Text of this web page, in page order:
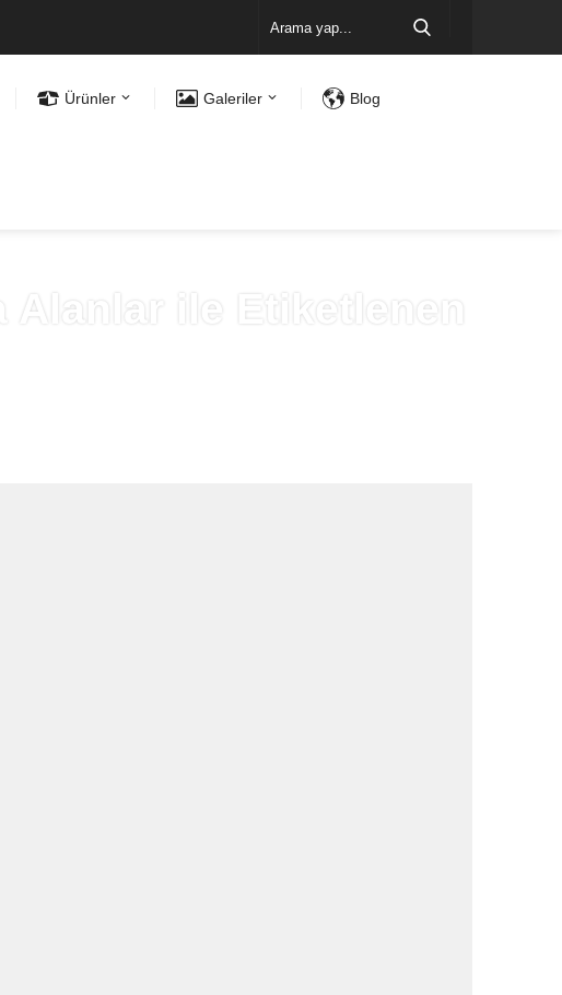
Ürünler Galeriler Blog
ile Etiketlenen